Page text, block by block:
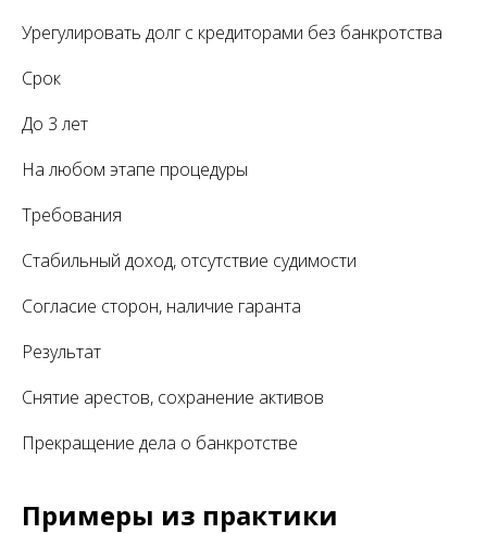
Урегулировать долг с кредиторами без банкротства
Срок
До 3 лет
На любом этапе процедуры
Требования
Стабильный доход, отсутствие судимости
Согласие сторон, наличие гаранта
Результат
Снятие арестов, сохранение активов
Прекращение дела о банкротстве
Примеры из практики